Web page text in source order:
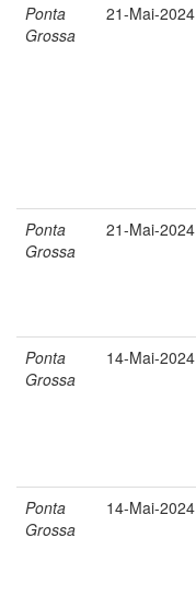
Ponta
Grossa
21-Mai-2024
Ponta
Grossa
21-Mai-2024
Ponta
Grossa
14-Mai-2024
Ponta
Grossa
14-Mai-2024